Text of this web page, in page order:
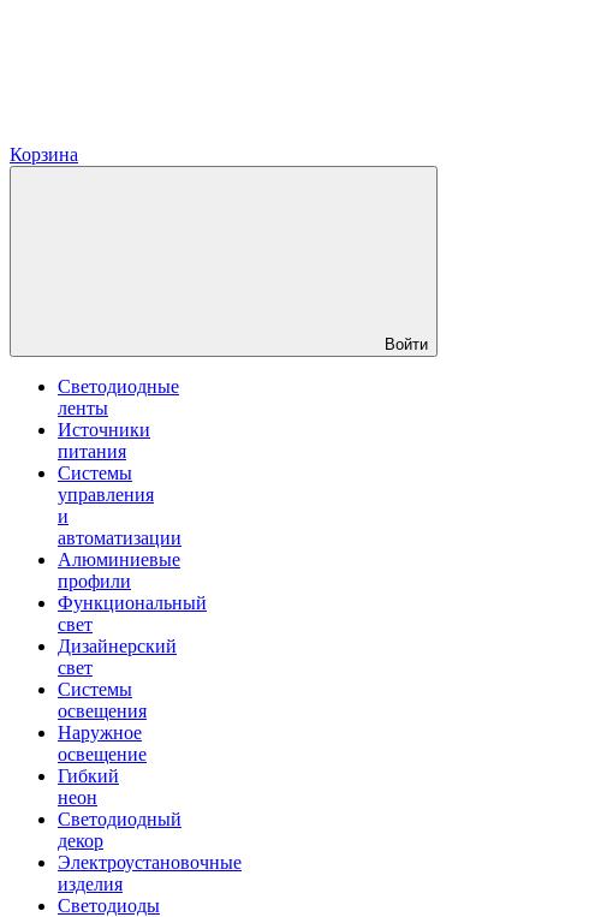
Корзина
Войти
Светодиодные
ленты
Источники
питания
Системы
управления
и
автоматизации
Алюминиевые
профили
Функциональный
свет
Дизайнерский
свет
Системы
освещения
Наружное
освещение
Гибкий
неон
Светодиодный
декор
Электроустановочные
изделия
Светодиоды